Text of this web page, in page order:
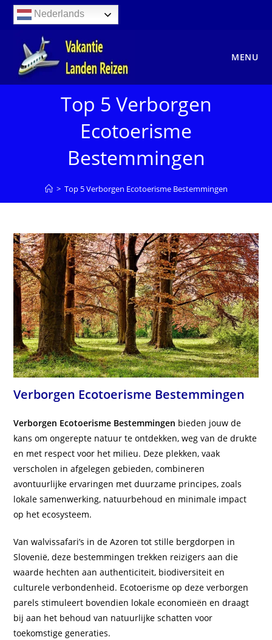
naar
Nederlands
MENU
Top 5 Verborgen
Ecotoerisme
Bestemmingen
> Top 5 Verborgen Ecotoerisme Bestemmingen
Verborgen Ecotoerisme Bestemmingen
Verborgen Ecotoerisme Bestemmingen bieden jouw de
kans om ongerepte natuur te ontdekken, weg van de drukte
en met respect voor het milieu. Deze plekken, vaak
verscholen in afgelegen gebieden, combineren
avontuurlijke ervaringen met duurzame principes, zoals
lokale samenwerking, natuurbehoud en minimale impact
op het ecosysteem.
Van walvissafari’s in de Azoren tot stille bergdorpen in
Slovenië, deze bestemmingen trekken reizigers aan die
waarde hechten aan authenticiteit, biodiversiteit en
culturele verbondenheid. Ecotoerisme op deze verborgen
parels stimuleert bovendien lokale economieën en draagt
bij aan het behoud van natuurlijke schatten voor
toekomstige generaties.